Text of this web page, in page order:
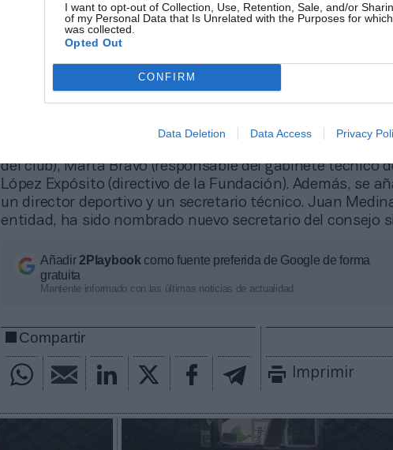
I want to opt-out of Collection, Use, Retention, Sale, and/or
of my Personal Data that Is Unrelated with the Purposes for
was collected.
Opted Out
CONFIRM
Data Deletion Data Access Privacy
esponsorización es por 3 millonesy no peligra.
Estos cambios llegan tras la fusión entre la entidad
y Liberbank y ya provocaron la salida de Eduardo García
presidente.Su relevo lo coge ahora Sergio Corral de
los medios locales apuntan a que el próximo presidente
Jesús López Nieto.
Los cambios también han llegado al consejo de
del club), Marta Bravo (responsable del gabinete técnico
López Expósito (directivo de la Fundación). Además, se
un director deportivo y un secretario técnico. Juan
entidad, ha sido nombrado nuevo secretario del consejo
Añadir2Playbook como fuente preferida de Google de forma
gratuita
Mantente informado con las últimas noticias de actualidad.
Compartir
Imprimir